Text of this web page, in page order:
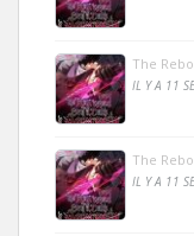
The
IL Y A 11
The
IL Y A 11